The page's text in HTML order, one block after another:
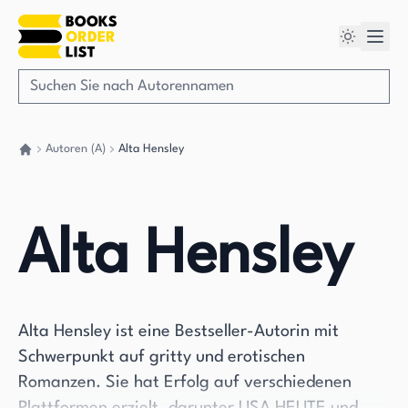
Autoren (A) Alta Hensley
Alta Hensley
Alta Hensley ist eine Bestseller-Autorin mit
Schwerpunkt auf gritty und erotischen
Romanzen. Sie hat Erfolg auf verschiedenen